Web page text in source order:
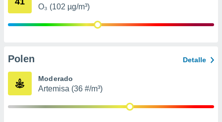
publicidad
de
O₃ (102 µg/m³)
Polen Detalle
Moderado
Artemisa (36 #/m³)